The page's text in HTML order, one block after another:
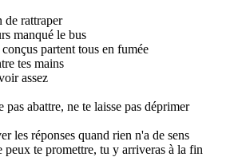
de rattraper
manqué le bus
partent tous en fumée
tes mains
assez
pas abattre, ne te laisse pas déprimer
les réponses quand rien n'a de sens
peux te promettre, tu y arriveras à la fin